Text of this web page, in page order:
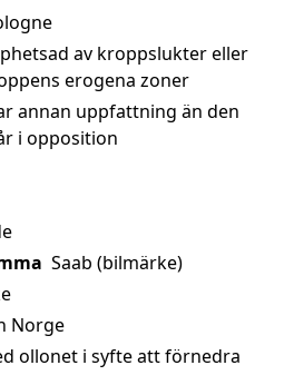
av kroppslukter eller
erogena zoner
annan uppfattning än den
i opposition
Saab (bilmärke)
Norge
ollonet i syfte att förnedra